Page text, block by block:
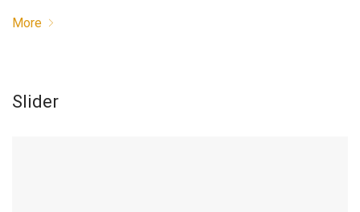
More
Slider